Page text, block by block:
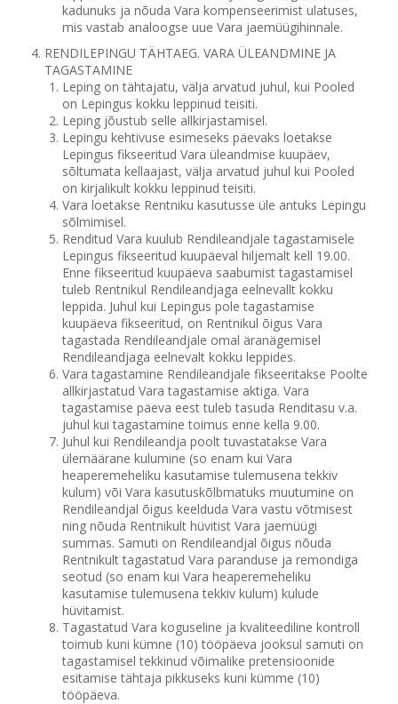
kadunuks ja nõuda Vara kompenseerimist ulatuses,
mis vastab analoogse uue Vara jaemüügihinnale.
RENDILEPINGU TÄHTAEG. VARA ÜLEANDMINE JA
TAGASTAMINE
Leping on tähtajatu, välja arvatud juhul, kui Pooled
on Lepingus kokku leppinud teisiti.
Leping jõustub selle allkirjastamisel.
Lepingu kehtivuse esimeseks päevaks loetakse
Lepingus fikseeritud Vara üleandmise kuupäev,
sõltumata kellaajast, välja arvatud juhul kui Pooled
on kirjalikult kokku leppinud teisiti.
Vara loetakse Rentniku kasutusse üle antuks Lepingu
sõlmimisel.
Renditud Vara kuulub Rendileandjale tagastamisele
Lepingus fikseeritud kuupäeval hiljemalt kell 19.00.
Enne fikseeritud kuupäeva saabumist tagastamisel
tuleb Rentnikul Rendileandjaga eelnevallt kokku
leppida. Juhul kui Lepingus pole tagastamise
kuupäeva fikseeritud, on Rentnikul õigus Vara
tagastada Rendileandjale omal äranägemisel
Rendileandjaga eelnevalt kokku leppides.
Vara tagastamine Rendileandjale fikseeritakse Poolte
allkirjastatud Vara tagastamise aktiga. Vara
tagastamise päeva eest tuleb tasuda Renditasu v.a.
juhul kui tagastamine toimus enne kella 9.00.
Juhul kui Rendileandja poolt tuvastatakse Vara
ülemäärane kulumine (so enam kui Vara
heaperemeheliku kasutamise tulemusena tekkiv
kulum) või Vara kasutuskõlbmatuks muutumine on
Rendileandjal õigus keelduda Vara vastu võtmisest
ning nõuda Rentnikult hüvitist Vara jaemüügi
summas. Samuti on Rendileandjal õigus nõuda
Rentnikult tagastatud Vara paranduse ja remondiga
seotud (so enam kui Vara heaperemeheliku
kasutamise tulemusena tekkiv kulum) kulude
hüvitamist.
Tagastatud Vara koguseline ja kvaliteediline kontroll
toimub kuni kümne (10) tööpäeva jooksul samuti on
tagastamisel tekkinud võimalike pretensioonide
esitamise tähtaja pikkuseks kuni kümme (10)
tööpäeva.